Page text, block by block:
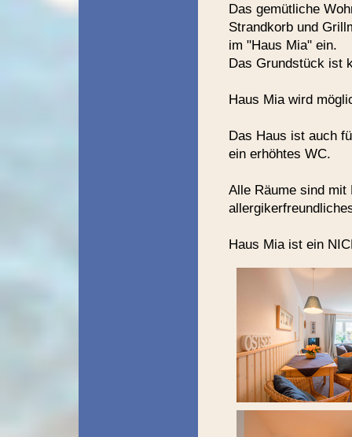
Das gemütliche
Strandkorb und
im "Haus Mia" ein.
Das Grundstück ist
Haus Mia wird
Das Haus ist auch
ein erhöhtes WC.
Alle Räume sind mit
Haus Mia ist ein